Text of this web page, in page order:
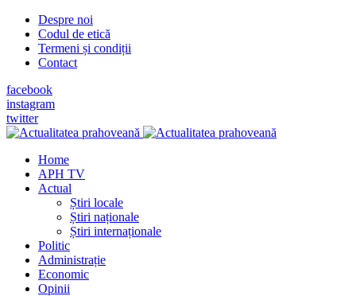
Despre noi
Codul de etică
Termeni și condiții
Contact
facebook
instagram
twitter
Home
APH TV
Actual
Știri locale
Știri naționale
Știri internaționale
Politic
Administrație
Economic
Opinii